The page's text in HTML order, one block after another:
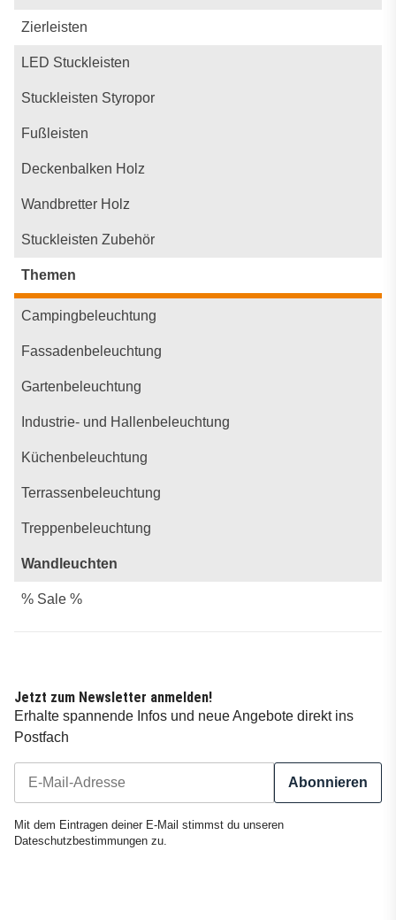
Zierleisten
LED Stuckleisten
Stuckleisten Styropor
Fußleisten
Deckenbalken Holz
Wandbretter Holz
Stuckleisten Zubehör
Themen
Campingbeleuchtung
Fassadenbeleuchtung
Gartenbeleuchtung
Industrie- und Hallenbeleuchtung
Küchenbeleuchtung
Terrassenbeleuchtung
Treppenbeleuchtung
Wandleuchten
% Sale %
Jetzt zum Newsletter anmelden!
Erhalte spannende Infos und neue Angebote direkt ins
Postfach
Abonnieren
Mit dem Eintragen deiner E-Mail stimmst du unseren
Dateschutzbestimmungen zu.